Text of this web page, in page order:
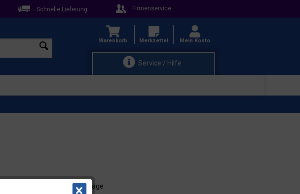
Schnelle Lieferung Firmenservice
Service / Hilfe
Warenkorb Merkzettel Mein Konto
Lieferzeit: 2 - 3 Tage